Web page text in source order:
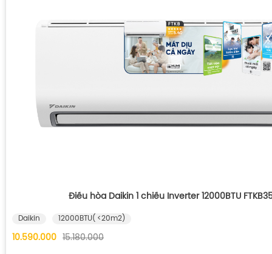
Điều hòa Daikin 1 chiều Inverter 12000BTU
Daikin 12000BTU( <20m2)
10.590.000 15.180.000